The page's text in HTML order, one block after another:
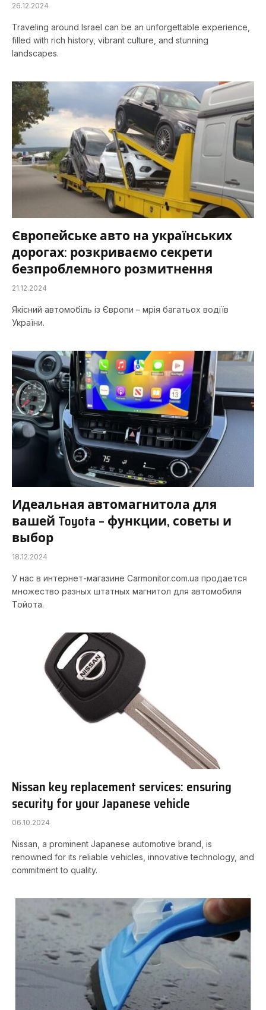
26.12.2024
Traveling around Israel can be an unforgettable experience,
filled with rich history, vibrant culture, and stunning
landscapes.
Європейське авто на українських
дорогах: розкриваємо секрети
безпроблемного розмитнення
21.12.2024
Якісний автомобіль із Європи – мрія багатьох водіїв
України.
Идеальная автомагнитола для
вашей Toyota – функции, советы и
выбор
18.12.2024
У нас в интернет-магазине Carmonitor.com.ua продается
множество разных штатных магнитол для автомобиля
Тойота.
Nissan key replacement services: ensuring
security for your Japanese vehicle
06.10.2024
Nissan, a prominent Japanese automotive brand, is
renowned for its reliable vehicles, innovative technology, and
commitment to quality.